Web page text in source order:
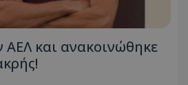
και ανακοινώθηκε